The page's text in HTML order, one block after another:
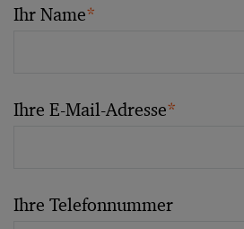
Ihr Name*
Ihre E-Mail-Adresse*
Ihre Telefonnummer